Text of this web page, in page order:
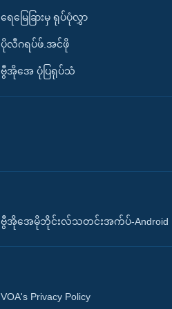
ရေမြေခြားမှ ရုပ်ပုံလွှာ
ပိုလီဂရပ်ဖ်.အင်ဖို
ဗွီအိုအေ ပုံပြရုပ်သံ
ဗွီအိုအေမိုဘိုင်းလ်သတင်းအက်ပ်-Android
VOA's Privacy Policy